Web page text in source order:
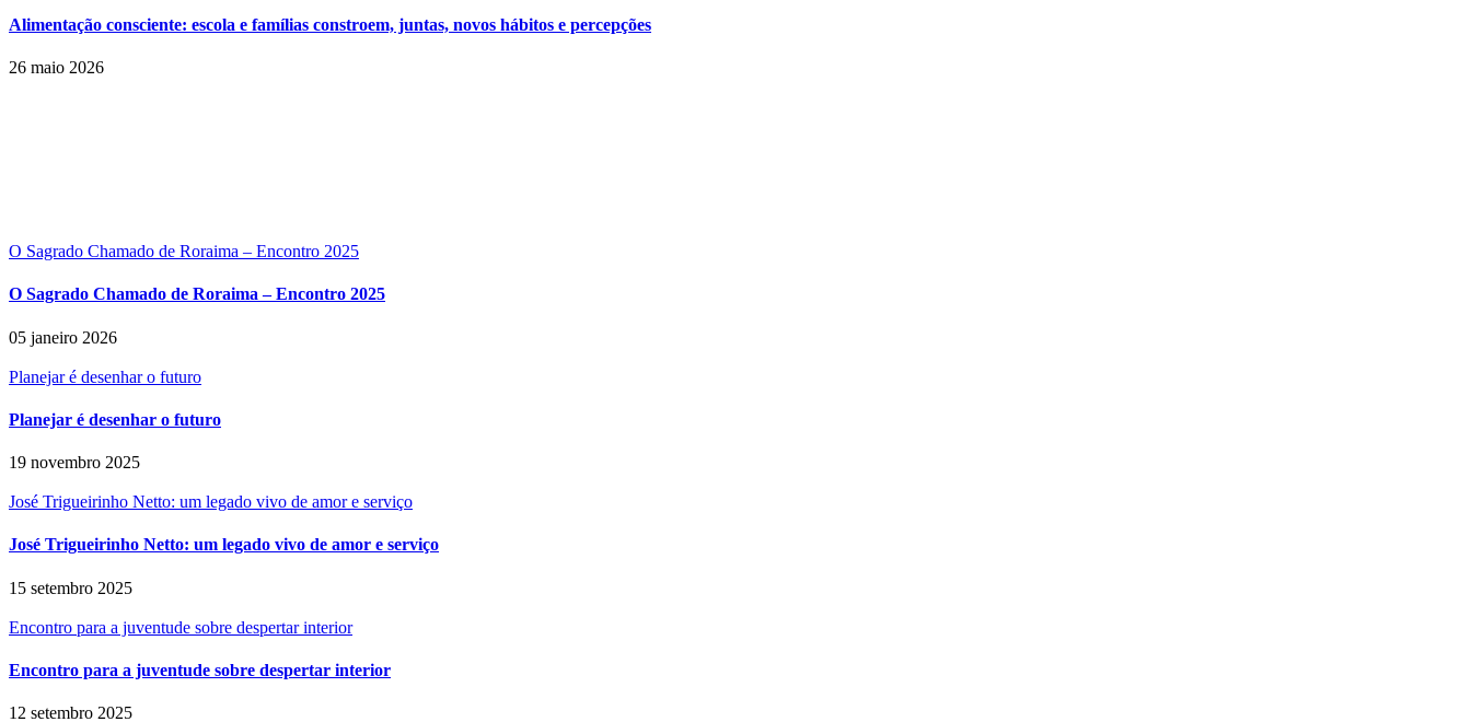
Alimentação consciente: escola e famílias constroem, juntas, novos hábitos e percepções
26 maio 2026
O Sagrado Chamado de Roraima – Encontro 2025
O Sagrado Chamado de Roraima – Encontro 2025
05 janeiro 2026
Planejar é desenhar o futuro
Planejar é desenhar o futuro
19 novembro 2025
José Trigueirinho Netto: um legado vivo de amor e serviço
José Trigueirinho Netto: um legado vivo de amor e serviço
15 setembro 2025
Encontro para a juventude sobre despertar interior
Encontro para a juventude sobre despertar interior
12 setembro 2025